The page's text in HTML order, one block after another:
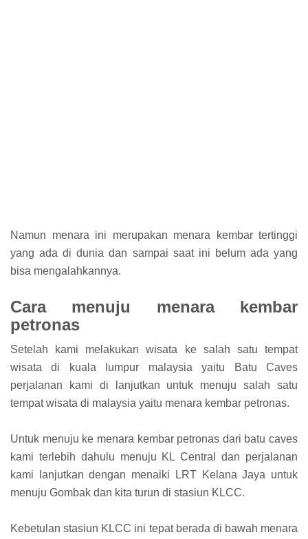
Namun menara ini merupakan menara kembar tertinggi
yang ada di dunia dan sampai saat ini belum ada yang
bisa mengalahkannya.
Cara menuju menara kembar
petronas
Setelah kami melakukan wisata ke salah satu tempat
wisata di kuala lumpur malaysia yaitu Batu Caves
perjalanan kami di lanjutkan untuk menuju salah satu
tempat wisata di malaysia yaitu menara kembar petronas.
Untuk menuju ke menara kembar petronas dari batu caves
kami terlebih dahulu menuju KL Central dan perjalanan
kami lanjutkan dengan menaiki LRT Kelana Jaya untuk
menuju Gombak dan kita turun di stasiun KLCC.
Kebetulan stasiun KLCC ini tepat berada di bawah menara